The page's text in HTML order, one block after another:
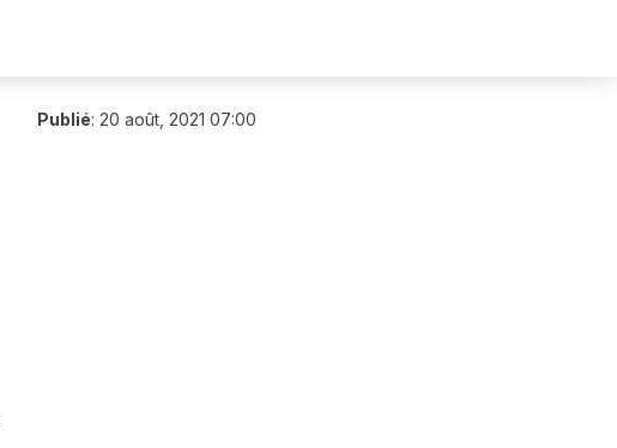
Publié: 20 août, 2021 07:00